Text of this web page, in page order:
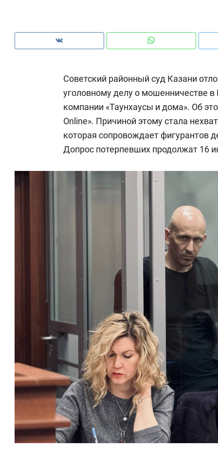
Советский районный суд Казани
уголовному делу о мошенничестве
компании «Таунхаусы и дома». Об
Online». Причиной этому стала
которая сопровождает фигурантов
Допрос потерпевших продолжат 16
Как ГК «МИР ГРУПП» и ВТБ
создают оазис жилого
комфорта под Казанью
ID вместо